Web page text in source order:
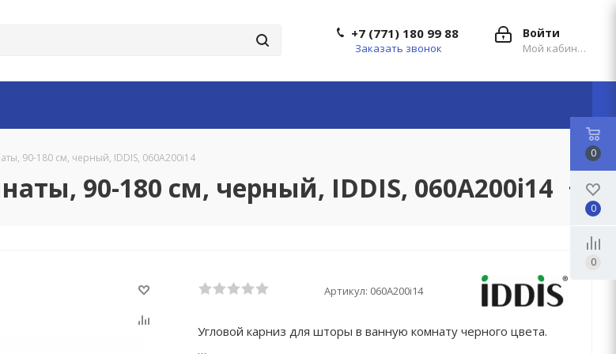
Войти
Мой кабинет
+7 (771) 180 99 88
Заказать звонок
90-180 см, черный, IDDIS, 060A200i14
90-180 см, черный, IDDIS, 060A200i14
Артикул: 060A200i14
Угловой карниз для шторы в ванную комнату черного цвета.
0
0
0